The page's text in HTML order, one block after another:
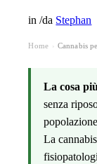
in/da Stephan
Home Cannabis
La cosa
senza
La